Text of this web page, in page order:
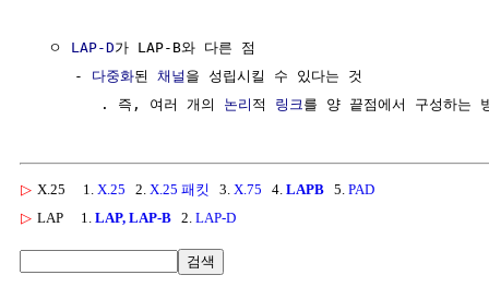
  ㅇ
LAP-D가 LAP-B와 다른 점
     -
다중화된 채널 을 성립시킬 수 있다는 것
        . 즉, 여러 개의
논리 적 링크
▷ X.25 1. X.25 2. X.25 패킷 3. X.75 4. LAPB 5. PAD
▷ LAP 1. LAP, LAP-B 2. LAP-D
검색